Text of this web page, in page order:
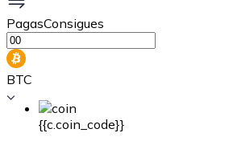
PagasConsigues
BTC
{{c.coin_code}}